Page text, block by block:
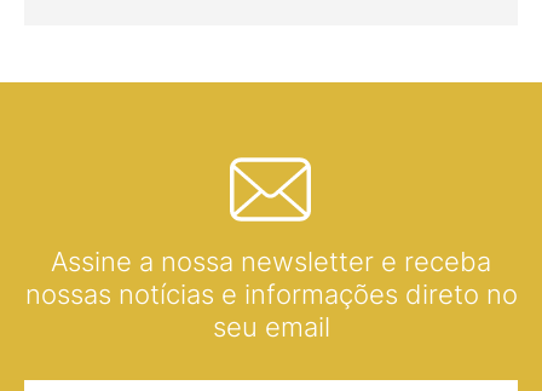
Assine a nossa newsletter e receba
nossas notícias e informações direto no
seu email